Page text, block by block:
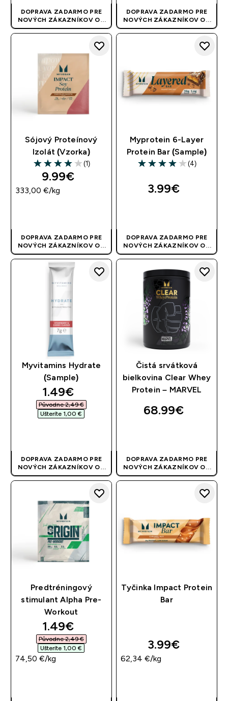
DOPRAVA ZADARMO PRE
NOVÝCH ZÁKAZNÍKOV OD
40 EUR| AKCIA SA APLIKUJE
DOPRAVA ZADARMO PRE
NOVÝCH ZÁKAZNÍKOV OD
40 EUR| AKCIA SA APLIKUJE
Sójový Proteínový
Izolát (Vzorka)
4 out of 5 stars
(1)
9.99€‎
333,00 €‎/kg
DOPRAVA ZADARMO PRE
NOVÝCH ZÁKAZNÍKOV OD
40 EUR| AKCIA SA APLIKUJE
AUTOMATICKY
Myprotein 6-Layer
Protein Bar (Sample)
4 out of 5 stars
(4)
3.99€‎
DOPRAVA ZADARMO PRE
NOVÝCH ZÁKAZNÍKOV OD
40 EUR| AKCIA SA APLIKUJE
Myvitamins Hydrate
(Sample)
discounted price
1.49€‎
Původne 2,49 €‎
Ušteríte 1,00 €‎
DOPRAVA ZADARMO PRE
NOVÝCH ZÁKAZNÍKOV OD
40 EUR| AKCIA SA APLIKUJE
Čistá srvátková
bielkovina Clear Whey
Protein – MARVEL
68.99€‎
DOPRAVA ZADARMO PRE
NOVÝCH ZÁKAZNÍKOV OD
40 EUR| AKCIA SA APLIKUJE
Predtréningový
stimulant Alpha Pre-
Workout
discounted price
1.49€‎
Původne 2,49 €‎
Ušteríte 1,00 €‎
74,50 €‎/kg
Tyčinka Impact Protein
Bar
3.99€‎
62,34 €‎/kg